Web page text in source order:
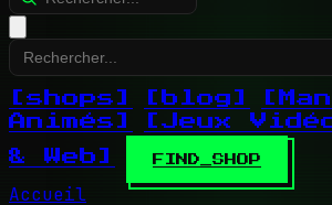
[shops] [blog]
Animés]
[Jeux
& Web]
FIND_SHOP
Accueil